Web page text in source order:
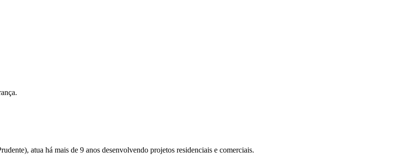
atua há mais de 9 anos desenvolvendo projetos residenciais e comerciais.